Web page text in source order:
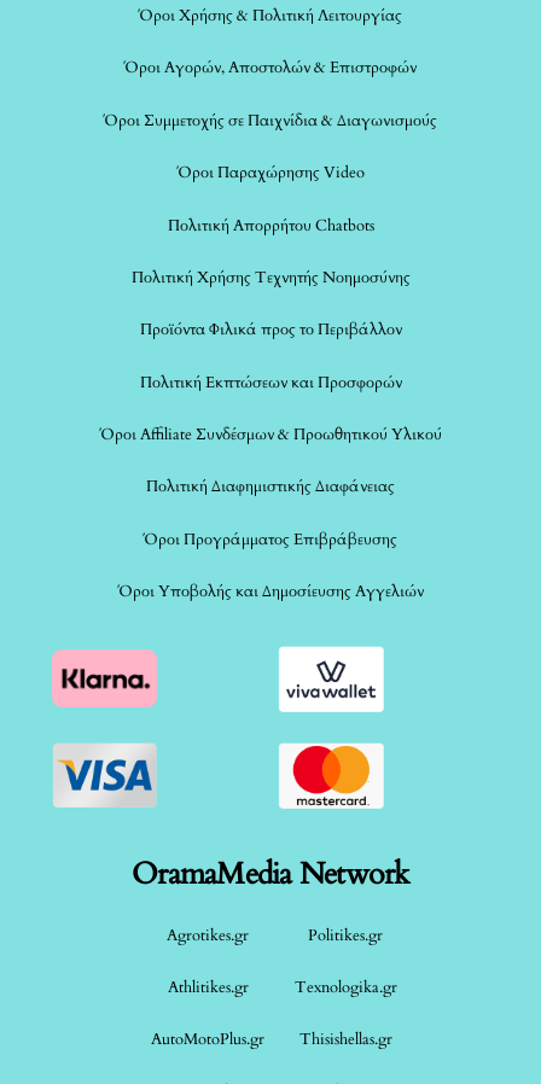
Όροι Χρήσης & Πολιτική Λειτουργίας
Όροι Αγορών, Αποστολών & Επιστροφών
Όροι Συμμετοχής σε Παιχνίδια & Διαγωνισμούς
Όροι Παραχώρησης Video
Πολιτική Απορρήτου Chatbots
Πολιτική Χρήσης Τεχνητής Νοημοσύνης
Προϊόντα Φιλικά προς το Περιβάλλον
Πολιτική Εκπτώσεων και Προσφορών
Όροι Affiliate Συνδέσμων & Προωθητικού Υλικού
Πολιτική Διαφημιστικής Διαφάνειας
Όροι Προγράμματος Επιβράβευσης
Όροι Υποβολής και Δημοσίευσης Αγγελιών
OramaMedia Network
Agrotikes.gr Politikes.gr
Athlitikes.gr Texnologika.gr
AutoMotoPlus.gr Thisishellas.gr